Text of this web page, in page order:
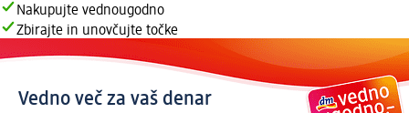
Nakupujte vednougodno
Zbirajte in unovčujte točke
Vedno več za vaš denar